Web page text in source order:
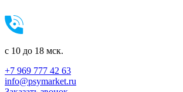
c 10 до 18 мск.
+7 969 777 42 63
info@psymarket.ru